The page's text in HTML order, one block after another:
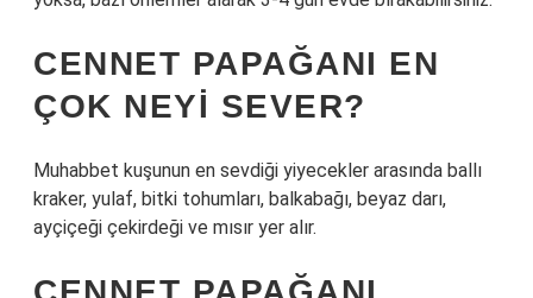
CENNET PAPAĞANI EN
ÇOK NEYI SEVER?
Muhabbet kuşunun en sevdiği yiyecekler arasında ballı
kraker, yulaf, bitki tohumları, balkabağı, beyaz darı,
ayçiçeği çekirdeği ve mısır yer alır.